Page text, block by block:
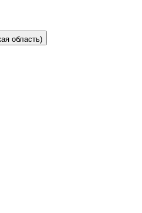
область)